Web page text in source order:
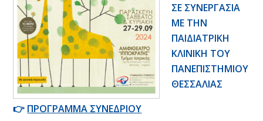
ΣΕ ΣΥΝΕΡΓΑΣΙΑ
ΜΕ ΤΗΝ
ΠΑΙΔΙΑΤΡΙΚΗ
ΚΛΙΝΙΚΗ ΤΟΥ
ΠΑΝΕΠΙΣΤΗΜΙΟΥ
ΘΕΣΣΑΛΙΑΣ
👉 ΠΡΟΓΡΑΜΜΑ ΣΥΝΕΔΡΙΟΥ